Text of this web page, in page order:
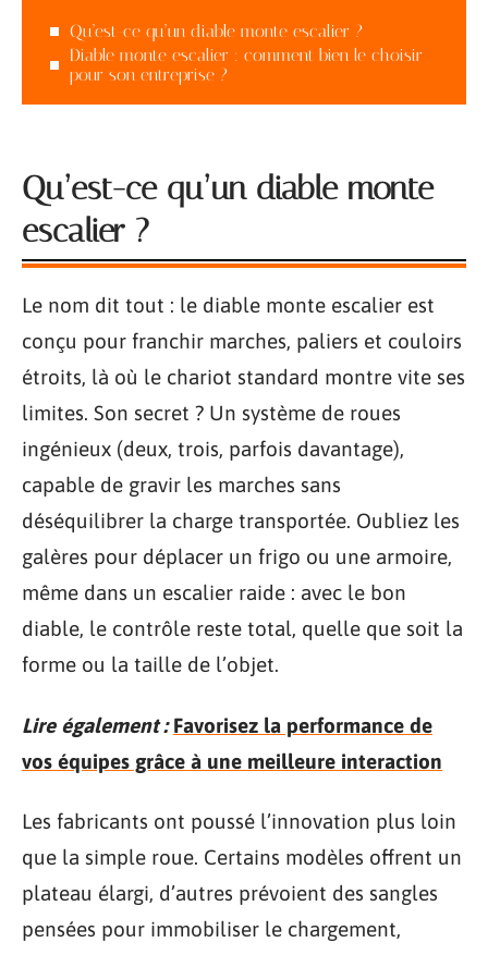
Qu’est-ce qu’un diable monte escalier ?
Diable monte escalier : comment bien le choisir
pour son entreprise ?
Qu’est-ce qu’un diable monte
escalier ?
Le nom dit tout : le diable monte escalier est
conçu pour franchir marches, paliers et couloirs
étroits, là où le chariot standard montre vite ses
limites. Son secret ? Un système de roues
ingénieux (deux, trois, parfois davantage),
capable de gravir les marches sans
déséquilibrer la charge transportée. Oubliez les
galères pour déplacer un frigo ou une armoire,
même dans un escalier raide : avec le bon
diable, le contrôle reste total, quelle que soit la
forme ou la taille de l’objet.
Lire également : Favorisez la performance de
vos équipes grâce à une meilleure interaction
Les fabricants ont poussé l’innovation plus loin
que la simple roue. Certains modèles offrent un
plateau élargi, d’autres prévoient des sangles
pensées pour immobiliser le chargement,